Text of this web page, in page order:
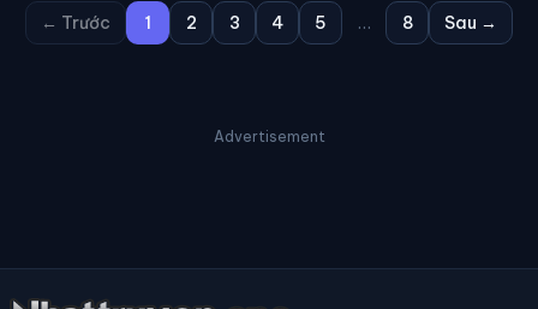
← Trước 1 2 3 4 5 … 8 Sau →
Advertisement